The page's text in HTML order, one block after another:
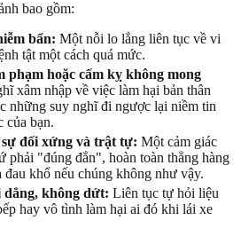
bao gồm:
bẩn: Một nỗi lo lắng liên tục về vi
tật một cách quá mức.
phạm hoặc cấm kỵ không mong
xâm nhập về việc làm hại bản thân
những suy nghĩ đi ngược lại niềm tin
của bạn.
đối xứng và trật tự: Một cảm giác
phải "đúng đắn", hoàn toàn thẳng hàng
khổ nếu chúng không như vậy.
không dứt: Liên tục tự hỏi liệu
hay vô tình làm hại ai đó khi lái xe